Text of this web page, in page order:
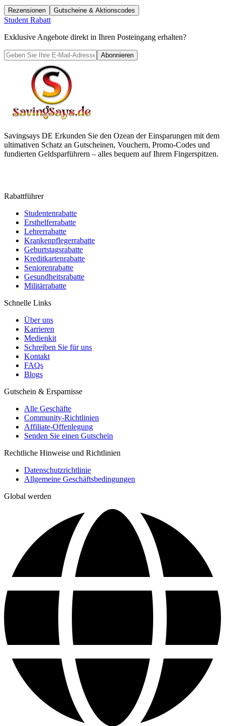
Rezensionen Gutscheine & Aktionscodes
Student Rabatt
Exklusive Angebote direkt in Ihren Posteingang erhalten?
Abonnieren
Savingsays DE Erkunden Sie den Ozean der Einsparungen mit dem
ultimativen Schatz an Gutscheinen, Vouchern, Promo-Codes und
fundierten Geldsparführern – alles bequem auf Ihrem Fingerspitzen.
Rabattführer
Studentenrabatte
Ersthelferrabatte
Lehrerrabatte
Krankenpflegerrabatte
Geburtstagsrabatte
Kreditkartenrabatte
Seniorenrabatte
Gesundheitsrabatte
Militärrabatte
Schnelle Links
Über uns
Karrieren
Medienkit
Schreiben Sie für uns
Kontakt
FAQs
Blogs
Gutschein & Ersparnisse
Alle Geschäfte
Community-Richtlinien
Affiliate-Offenlegung
Senden Sie einen Gutschein
Rechtliche Hinweise und Richtlinien
Datenschutzrichtlinie
Allgemeine Geschäftsbedingungen
Global werden